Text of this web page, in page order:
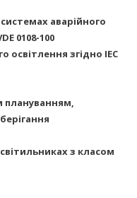
аварійного
0108-100
освітлення згідно IEC
плануванням,
з класом